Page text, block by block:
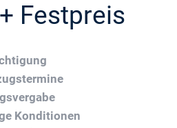
Festpreis
Konditionen